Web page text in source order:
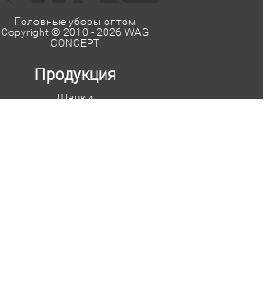
Головные уборы оптом
Copyright © 2010 - 2026 WAG
CONCEPT
Продукция
Шапки